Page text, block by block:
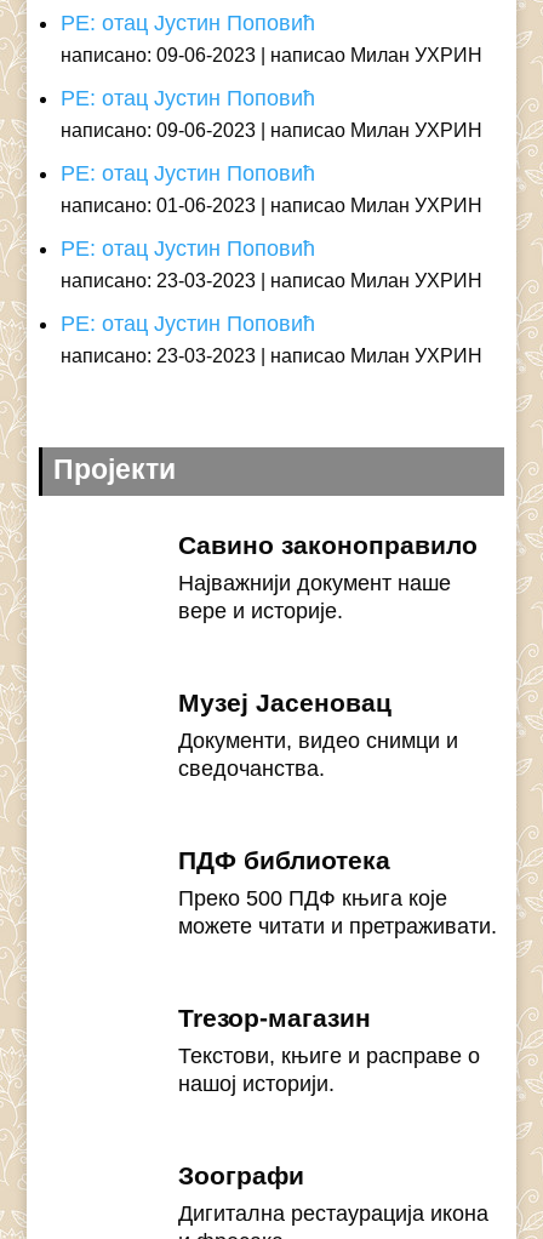
РЕ: отац Јустин Поповић
написано: 09-06-2023 написао Милан УХРИН
РЕ: отац Јустин Поповић
написано: 09-06-2023 написао Милан УХРИН
РЕ: отац Јустин Поповић
написано: 01-06-2023 написао Милан УХРИН
РЕ: отац Јустин Поповић
написано: 23-03-2023 написао Милан УХРИН
РЕ: отац Јустин Поповић
написано: 23-03-2023 написао Милан УХРИН
Пројекти
Савино законоправило
Најважнији документ наше
вере и историје.
Музеј Јасеновац
Документи, видео снимци и
сведочанства.
ПДФ библиотека
Преко 500 ПДФ књига које
можете читати и претраживати.
Treзор-магазин
Текстови, књиге и расправе о
нашој историји.
Зоографи
Дигитална рестаурација икона